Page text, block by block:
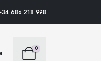
24/48 HORAS
686 218 998
0